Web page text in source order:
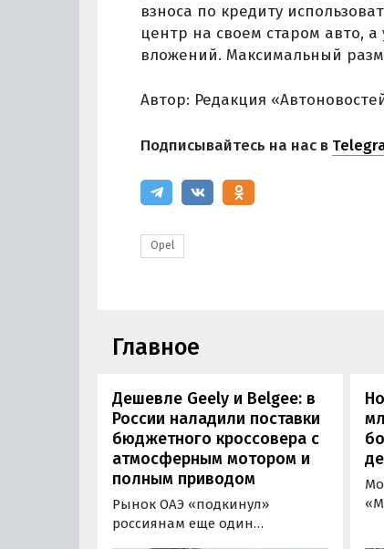
взноса по кредиту
центр на своем старом авто,
вложений. Максимальный
Автор: Редакция
Подписывайтесь на нас в
Opel
Главное
Дешевле Geely и Belgee: в
России наладили поставки
бюджетного кроссовера с
атмосферным мотором и
полным приводом
Рынок ОАЭ «подкинул»
россиянам еще один